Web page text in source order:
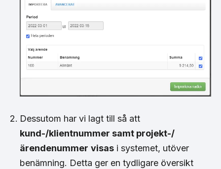
Dessutom har vi lagt till så att
kund-/klientnummer samt projekt-/
ärendenummer visas i systemet, utöver
benämning. Detta ger en tydligare översikt